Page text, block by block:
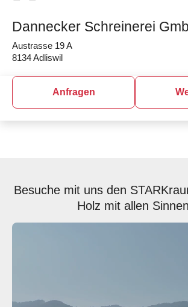
Dannecker Schreinerei
Austrasse 19 A
8134 Adliswil
Anfragen
Besuche mit uns den
Holz mit allen